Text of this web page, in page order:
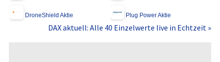
DroneShield Aktie Plug Power Aktie
DAX aktuell: Alle 40 Einzelwerte live in Echtzeit »